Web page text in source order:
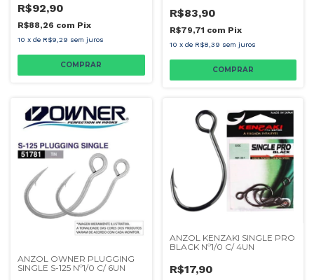
R$92,90
R$88,26 com Pix
10 x de R$9,29 sem juros
R$83,90
R$79,71 com Pix
10 x de R$8,39 sem juros
ANZOL OWNER PLUGGING
SINGLE S-125 Nº1/0 C/ 6UN
ANZOL KENZAKI SINGLE PRO
BLACK Nº1/0 C/ 4UN
R$17,90